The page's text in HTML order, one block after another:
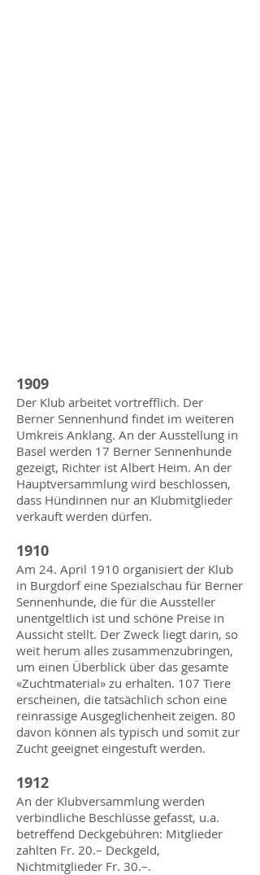
1909
Der Klub arbeitet vortrefflich. Der
Berner Sennenhund findet im weiteren
Umkreis Anklang. An der Ausstellung in
Basel werden 17 Berner Sennenhunde
gezeigt, Richter ist Albert Heim. An der
Hauptversammlung wird beschlossen,
dass Hündinnen nur an Klubmitglieder
verkauft werden dürfen.
1910
Am 24. April 1910 organisiert der Klub
in Burgdorf eine Spezialschau für Berner
Sennenhunde, die für die Aussteller
unentgeltlich ist und schöne Preise in
Aussicht stellt. Der Zweck liegt darin, so
weit herum alles zusammenzubringen,
um einen Überblick über das gesamte
«Zuchtmaterial» zu erhalten. 107 Tiere
erscheinen, die tatsächlich schon eine
reinrassige Ausgeglichenheit zeigen. 80
davon können als typisch und somit zur
Zucht geeignet eingestuft werden.
1912
An der Klubversammlung werden
verbindliche Beschlüsse gefasst, u.a.
betreffend Deckgebühren: Mitglieder
zahlten Fr. 20.– Deckgeld,
Nichtmitglieder Fr. 30.–.